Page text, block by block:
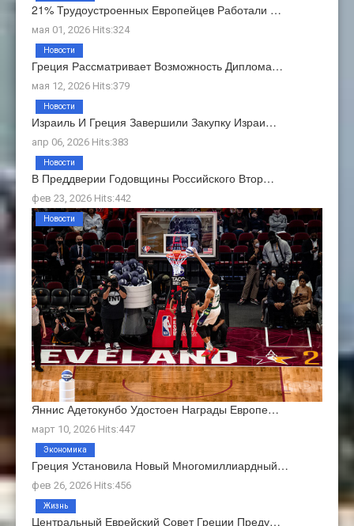
21% Трудоустроенных Европейцев Работали …
мая 01, 2026 Hits:324
Греция Рассматривает Возможность Диплома…
мая 12, 2026 Hits:379
Новости
Израиль И Греция Завершили Закупку Израи…
апр 06, 2026 Hits:383
Новости
В Преддверии Годовщины Российского Втор…
фев 23, 2026 Hits:442
Новости
Яннис Адетокунбо Удостоен Награды Европе…
март 10, 2026 Hits:447
Новости
Греция Установила Новый Многомиллиардный…
фев 26, 2026 Hits:456
Экономика
Центральный Еврейский Совет Греции Преду…
Жизнь